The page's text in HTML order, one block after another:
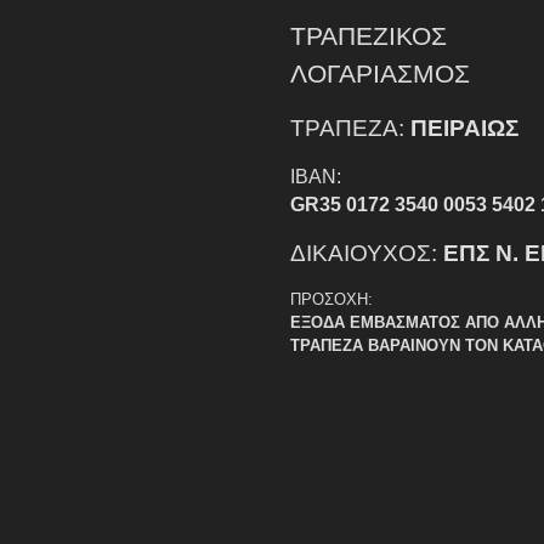
ΤΡΑΠΕΖΙΚΟΣ
ΛΟΓΑΡΙΑΣΜΟΣ
ΤΡΑΠΕΖΑ: ΠΕΙΡΑΙΩΣ
IBAN:
GR35 0172 3540 0053 5402
ΔΙΚΑΙΟΥΧΟΣ: ΕΠΣ Ν.
ΠΡΟΣΟΧΗ:
ΕΞΟΔΑ ΕΜΒΑΣΜΑΤΟΣ ΑΠΟ
ΤΡΑΠΕΖΑ ΒΑΡΑΙΝΟΥΝ ΤΟΝ